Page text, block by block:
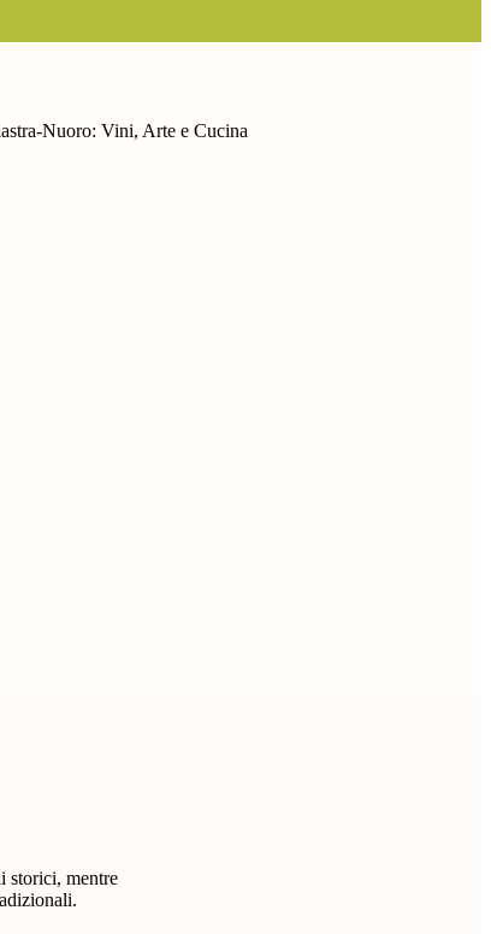
storici, mentre